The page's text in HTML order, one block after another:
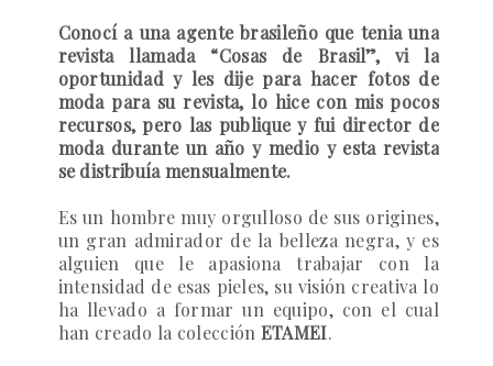
Conocí a una agente brasileño que tenia una
revista llamada “Cosas de Brasil”, vi la
oportunidad y les dije para hacer fotos de
moda para su revista, lo hice con mis pocos
recursos, pero las publique y fui director de
moda durante un año y medio y esta revista
se distribuía mensualmente.
Es un hombre muy orgulloso de sus origines,
un gran admirador de la belleza negra, y es
alguien que le apasiona trabajar con la
intensidad de esas pieles, su visión creativa lo
ha llevado a formar un equipo, con el cual
han creado la colección ETAMEI.